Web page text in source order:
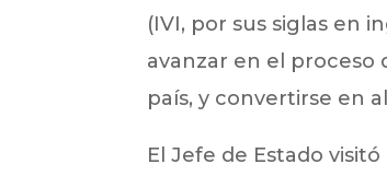
(IVI, por sus siglas en
avanzar en el proceso
país, y convertirse en
El Jefe de Estado